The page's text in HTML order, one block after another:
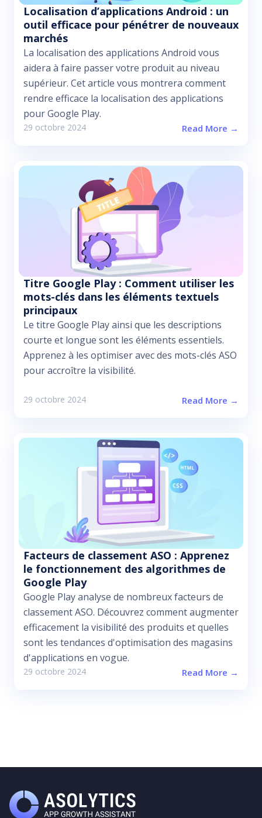
Localisation d’applications Android : un
outil efficace pour pénétrer de nouveaux
marchés
La localisation des applications Android vous
aidera à faire passer votre produit au niveau
supérieur. Cet article vous montrera comment
rendre efficace la localisation des applications
pour Google Play.
29 octobre 2024 Read More →
Titre Google Play : Comment utiliser les
mots-clés dans les éléments textuels
principaux
Le titre Google Play ainsi que les descriptions
courte et longue sont les éléments essentiels.
Apprenez à les optimiser avec des mots-clés ASO
pour accroître la visibilité.
29 octobre 2024 Read More →
Facteurs de classement ASO : Apprenez
le fonctionnement des algorithmes de
Google Play
Google Play analyse de nombreux facteurs de
classement ASO. Découvrez comment augmenter
efficacement la visibilité des produits et quelles
sont les tendances d'optimisation des magasins
d'applications en vogue.
29 octobre 2024 Read More →